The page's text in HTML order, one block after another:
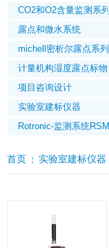
CO2和O2含量监测系列
露点和微水系统
michell密析尔露点系列
计量机构湿度露点标物
项目咨询设计
实验室建标仪器
Rotronic-监测系统RSM
首页 ￤ 实验室建标仪器